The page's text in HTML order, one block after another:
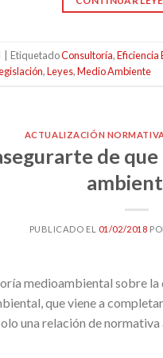
EtiquetadoConsultoría,Eficiencia
,Leyes,Medio Ambiente
ACTUALIZACIÓN
de
PUBLICADO EL 01/02/2018
medioambiental sobre la
que viene a
una relación de